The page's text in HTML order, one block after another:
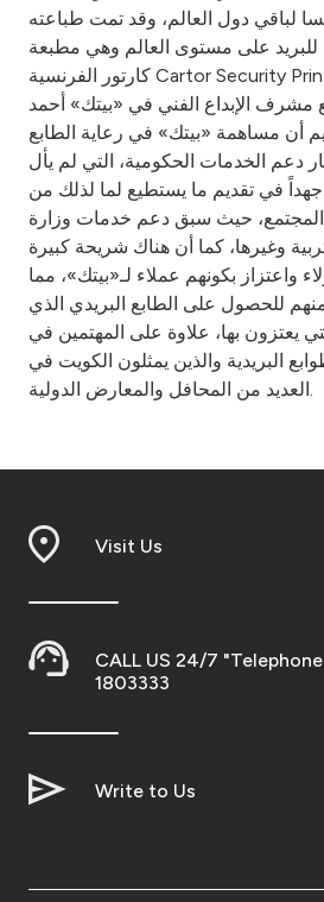
Turkey
Egypt
UK
Kingdom of Bahrain
العربية و 150 فلسا لباقي دول العالم، وقد تمت طباعته
على مستوى العالم وهي مطبعة
كارتور الفرنسية Cartor Security Printing، لضمان جودة ما
مشرف الإبداع الفني في «بيتك» أحمد
أن مساهمة «بيتك» في رعاية الطابع
دعم الخدمات الحكومية، التي لم يأل
في تقديم ما يستطيع لما لذلك من
المجتمع، حيث سبق دعم خدمات وزارة
وغيرها، كما أن هناك شريحة كبيرة
واعتزاز بكونهم عملاء لـ«بيتك»، مما
للحصول على الطابع البريدي الذي
يعتزون بها، علاوة على المهتمين في
البريدية والذين يمثلون الكويت في
العديد من المحافل والمعارض الدولية.
Visit Us
CALL US 24/7
1803333
Write to Us